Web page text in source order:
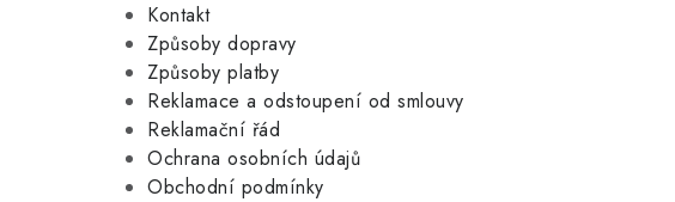
Kontakt
Způsoby dopravy
Způsoby platby
Reklamace a odstoupení od smlouvy
Reklamační řád
Ochrana osobních údajů
Obchodní podmínky